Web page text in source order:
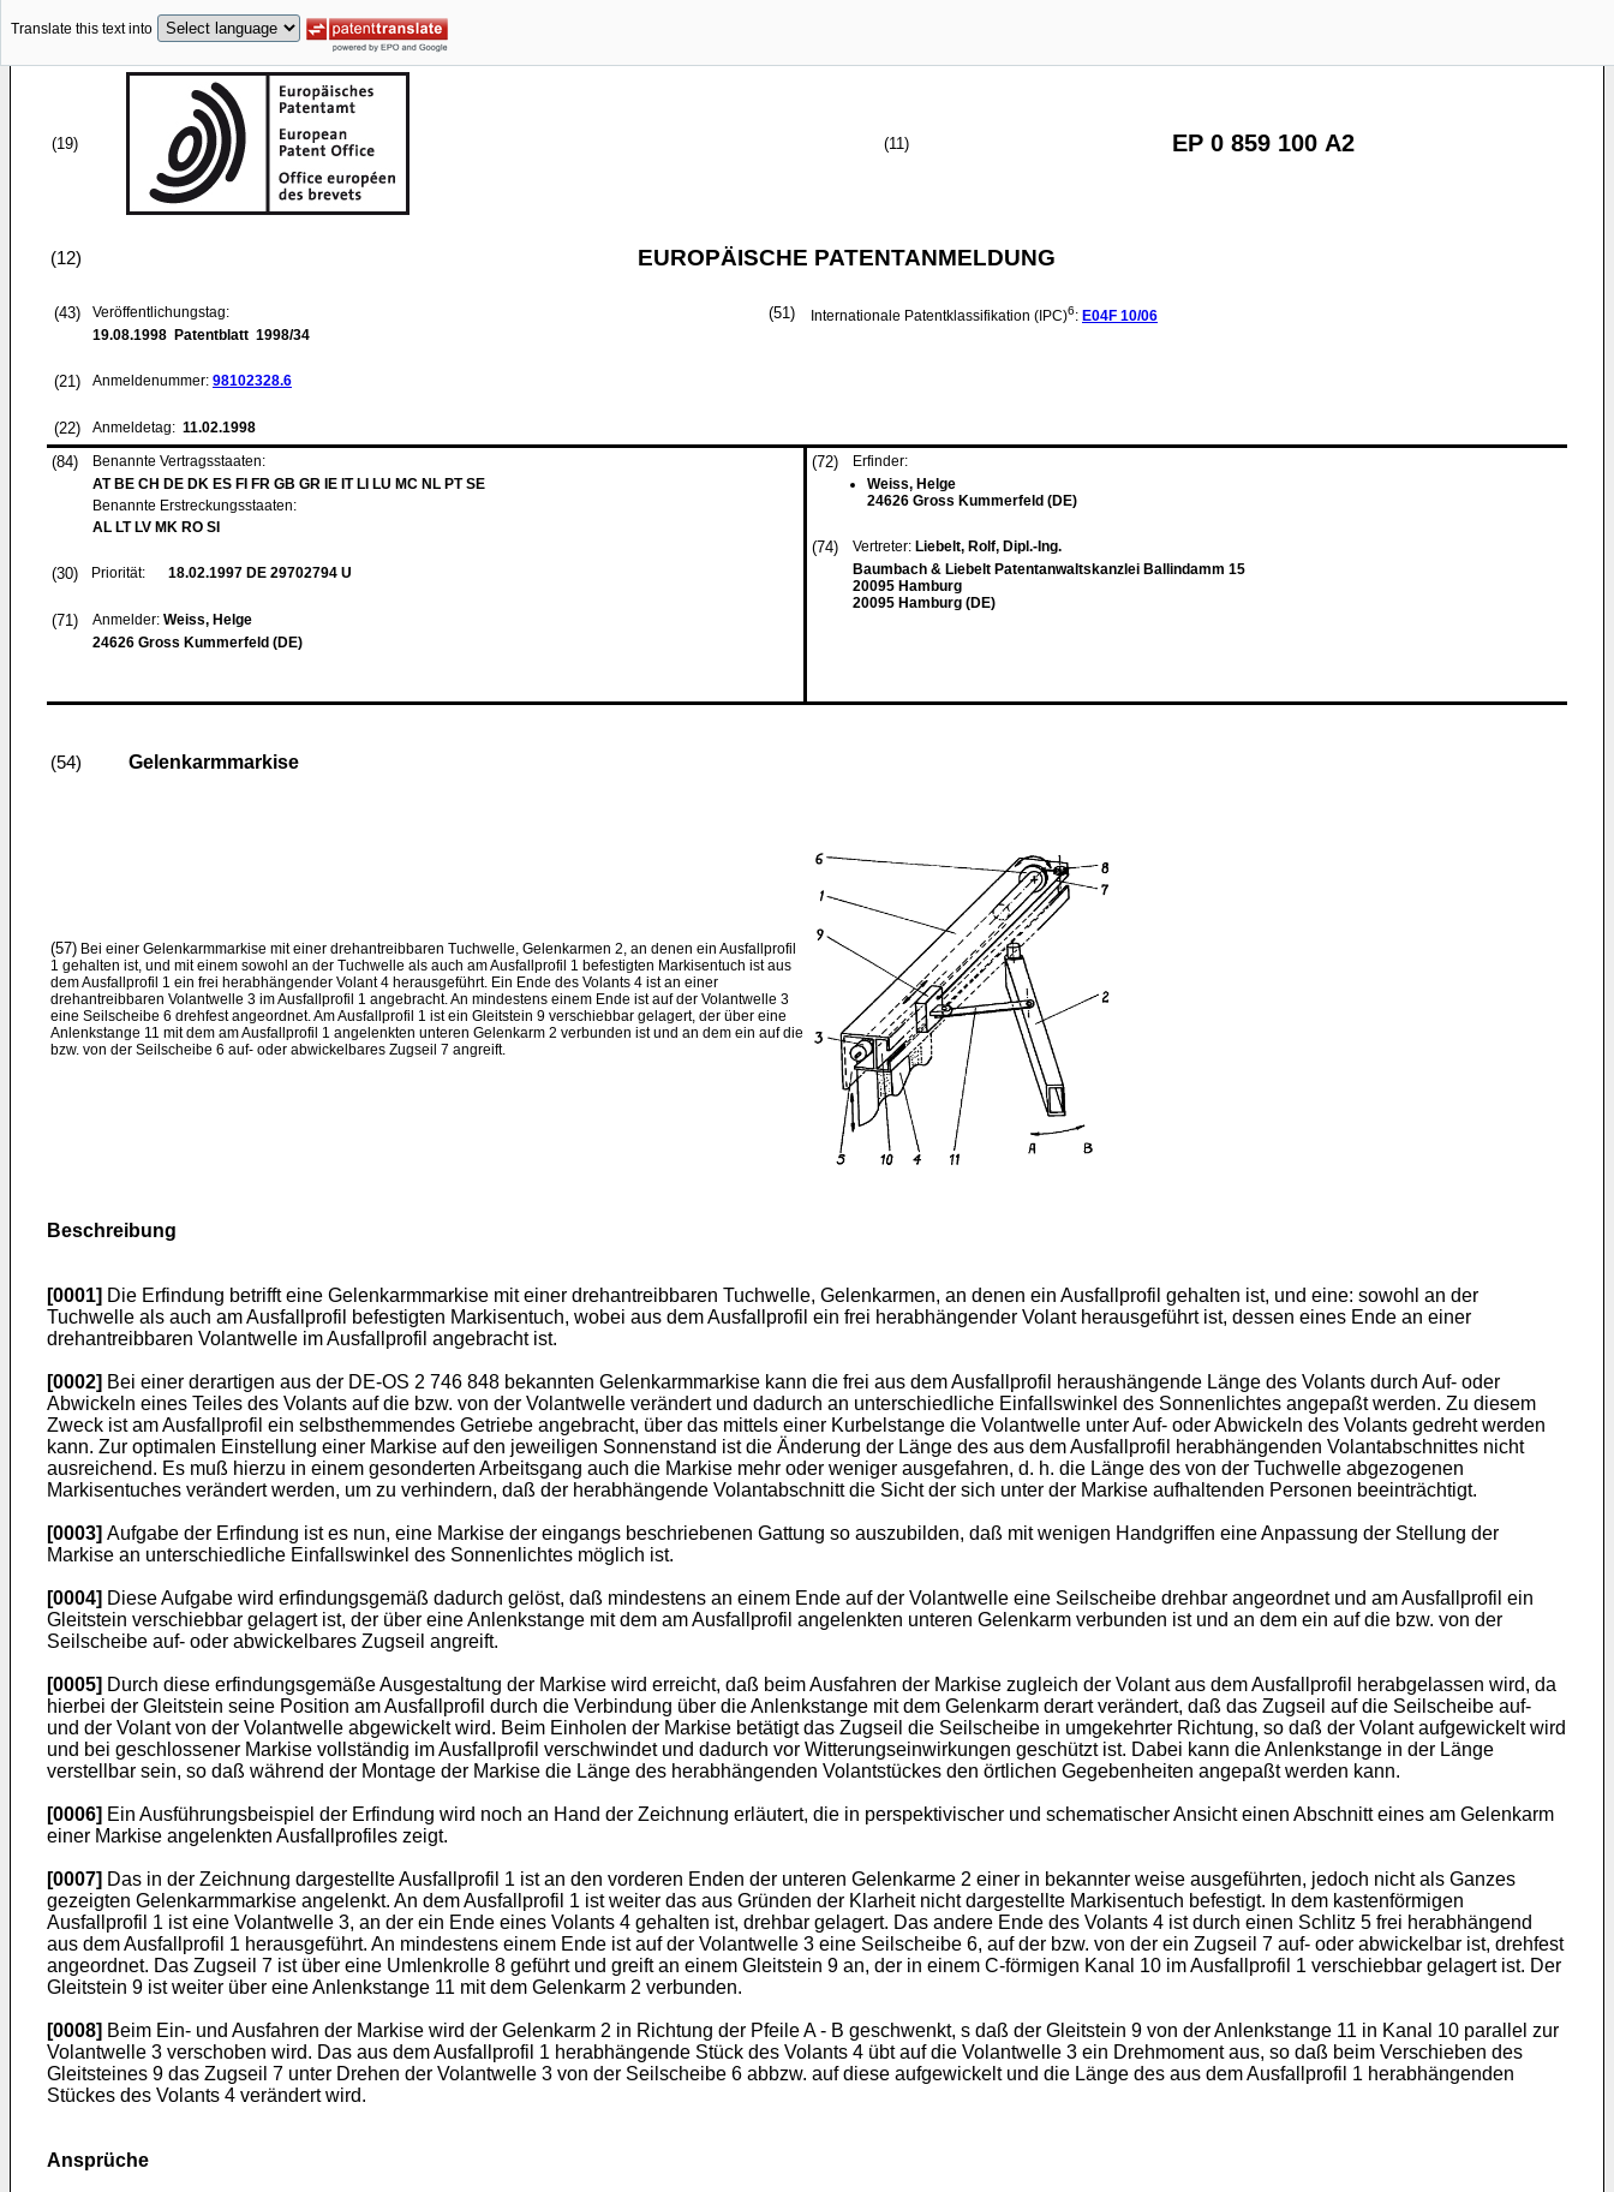
Translate this text into
(19) (11) EP 0 859 100 A2
(12) EUROPÄISCHE PATENTANMELDUNG
(43)
Veröffentlichungstag:
19.08.1998 Patentblatt 1998/34
(21) Anmeldenummer: 98102328.6
(22) Anmeldetag: 11.02.1998
(51) Internationale Patentklassifikation (IPC)6: E04F 10/06
(84)
Benannte Vertragsstaaten:
AT BE CH DE DK ES FI FR GB GR IE IT LI LU MC NL PT SE
Benannte Erstreckungsstaaten:
AL LT LV MK RO SI
(30) Priorität: 18.02.1997 DE 29702794 U
(71) Anmelder: Weiss, Helge
24626 Gross Kummerfeld (DE)
(72)
Erfinder:
Weiss, Helge
24626 Gross Kummerfeld (DE)
(74) Vertreter: Liebelt, Rolf, Dipl.-Ing.
Baumbach & Liebelt Patentanwaltskanzlei Ballindamm 15
20095 Hamburg
20095 Hamburg (DE)
(54) Gelenkarmmarkise
(57) Bei einer Gelenkarmmarkise mit einer drehantreibbaren Tuchwelle, Gelenkarmen 2, an denen ein Ausfallprofil
1 gehalten ist, und mit einem sowohl an der Tuchwelle als auch am Ausfallprofil 1 befestigten Markisentuch ist aus
dem Ausfallprofil 1 ein frei herabhängender Volant 4 herausgeführt. Ein Ende des Volants 4 ist an einer
drehantreibbaren Volantwelle 3 im Ausfallprofil 1 angebracht. An mindestens einem Ende ist auf der Volantwelle 3
eine Seilscheibe 6 drehfest angeordnet. Am Ausfallprofil 1 ist ein Gleitstein 9 verschiebbar gelagert, der über eine
Anlenkstange 11 mit dem am Ausfallprofil 1 angelenkten unteren Gelenkarm 2 verbunden ist und an dem ein auf die
bzw. von der Seilscheibe 6 auf- oder abwickelbares Zugseil 7 angreift.
Beschreibung
[0001] Die Erfindung betrifft eine Gelenkarmmarkise mit einer drehantreibbaren Tuchwelle, Gelenkarmen, an denen ein Ausfallprofil gehalten ist, und eine: sowohl an der
Tuchwelle als auch am Ausfallprofil befestigten Markisentuch, wobei aus dem Ausfallprofil ein frei herabhängender Volant herausgeführt ist, dessen eines Ende an einer
drehantreibbaren Volantwelle im Ausfallprofil angebracht ist.
[0002] Bei einer derartigen aus der DE-OS 2 746 848 bekannten Gelenkarmmarkise kann die frei aus dem Ausfallprofil heraushängende Länge des Volants durch Auf- oder
Abwickeln eines Teiles des Volants auf die bzw. von der Volantwelle verändert und dadurch an unterschiedliche Einfallswinkel des Sonnenlichtes angepaßt werden. Zu diesem
Zweck ist am Ausfallprofil ein selbsthemmendes Getriebe angebracht, über das mittels einer Kurbelstange die Volantwelle unter Auf- oder Abwickeln des Volants gedreht werden
kann. Zur optimalen Einstellung einer Markise auf den jeweiligen Sonnenstand ist die Änderung der Länge des aus dem Ausfallprofil herabhängenden Volantabschnittes nicht
ausreichend. Es muß hierzu in einem gesonderten Arbeitsgang auch die Markise mehr oder weniger ausgefahren, d. h. die Länge des von der Tuchwelle abgezogenen
Markisentuches verändert werden, um zu verhindern, daß der herabhängende Volantabschnitt die Sicht der sich unter der Markise aufhaltenden Personen beeinträchtigt.
[0003] Aufgabe der Erfindung ist es nun, eine Markise der eingangs beschriebenen Gattung so auszubilden, daß mit wenigen Handgriffen eine Anpassung der Stellung der
Markise an unterschiedliche Einfallswinkel des Sonnenlichtes möglich ist.
[0004] Diese Aufgabe wird erfindungsgemäß dadurch gelöst, daß mindestens an einem Ende auf der Volantwelle eine Seilscheibe drehbar angeordnet und am Ausfallprofil ein
Gleitstein verschiebbar gelagert ist, der über eine Anlenkstange mit dem am Ausfallprofil angelenkten unteren Gelenkarm verbunden ist und an dem ein auf die bzw. von der
Seilscheibe auf- oder abwickelbares Zugseil angreift.
[0005] Durch diese erfindungsgemäße Ausgestaltung der Markise wird erreicht, daß beim Ausfahren der Markise zugleich der Volant aus dem Ausfallprofil herabgelassen wird, da
hierbei der Gleitstein seine Position am Ausfallprofil durch die Verbindung über die Anlenkstange mit dem Gelenkarm derart verändert, daß das Zugseil auf die Seilscheibe auf-
und der Volant von der Volantwelle abgewickelt wird. Beim Einholen der Markise betätigt das Zugseil die Seilscheibe in umgekehrter Richtung, so daß der Volant aufgewickelt wird
und bei geschlossener Markise vollständig im Ausfallprofil verschwindet und dadurch vor Witterungseinwirkungen geschützt ist. Dabei kann die Anlenkstange in der Länge
verstellbar sein, so daß während der Montage der Markise die Länge des herabhängenden Volantstückes den örtlichen Gegebenheiten angepaßt werden kann.
[0006] Ein Ausführungsbeispiel der Erfindung wird noch an Hand der Zeichnung erläutert, die in perspektivischer und schematischer Ansicht einen Abschnitt eines am Gelenkarm
einer Markise angelenkten Ausfallprofiles zeigt.
[0007] Das in der Zeichnung dargestellte Ausfallprofil 1 ist an den vorderen Enden der unteren Gelenkarme 2 einer in bekannter weise ausgeführten, jedoch nicht als Ganzes
gezeigten Gelenkarmmarkise angelenkt. An dem Ausfallprofil 1 ist weiter das aus Gründen der Klarheit nicht dargestellte Markisentuch befestigt. In dem kastenförmigen
Ausfallprofil 1 ist eine Volantwelle 3, an der ein Ende eines Volants 4 gehalten ist, drehbar gelagert. Das andere Ende des Volants 4 ist durch einen Schlitz 5 frei herabhängend
aus dem Ausfallprofil 1 herausgeführt. An mindestens einem Ende ist auf der Volantwelle 3 eine Seilscheibe 6, auf der bzw. von der ein Zugseil 7 auf- oder abwickelbar ist, drehfest
angeordnet. Das Zugseil 7 ist über eine Umlenkrolle 8 geführt und greift an einem Gleitstein 9 an, der in einem C-förmigen Kanal 10 im Ausfallprofil 1 verschiebbar gelagert ist. Der
Gleitstein 9 ist weiter über eine Anlenkstange 11 mit dem Gelenkarm 2 verbunden.
[0008] Beim Ein- und Ausfahren der Markise wird der Gelenkarm 2 in Richtung der Pfeile A - B geschwenkt, s daß der Gleitstein 9 von der Anlenkstange 11 in Kanal 10 parallel zur
Volantwelle 3 verschoben wird. Das aus dem Ausfallprofil 1 herabhängende Stück des Volants 4 übt auf die Volantwelle 3 ein Drehmoment aus, so daß beim Verschieben des
Gleitsteines 9 das Zugseil 7 unter Drehen der Volantwelle 3 von der Seilscheibe 6 abbzw. auf diese aufgewickelt und die Länge des aus dem Ausfallprofil 1 herabhängenden
Stückes des Volants 4 verändert wird.
Ansprüche